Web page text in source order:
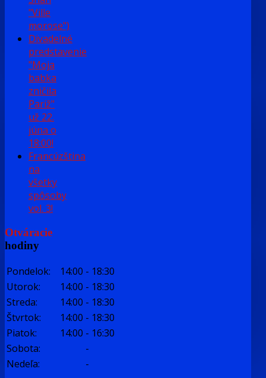
"Ville
morose")
Divadelné
predstavenie
"Moja
babka
zničila
Pariž"
už 22.
júna o
18:00!
Francúzština
na
všetky
spôsoby
vol. 3!
Otváracie
hodiny
Pondelok: 14:00 - 18:30
Utorok:
14:00 - 18:30
Streda:
14:00 - 18:30
Štvrtok:
14:00 - 18:30
Piatok:
14:00 - 16:30
Sobota:
-
Nedeľa:
-